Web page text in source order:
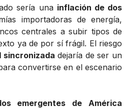
sería una inflación de dos
importadoras de energía,
centrales a subir tipos de
ya de por sí frágil. El riesgo
sincronizada dejaría de ser un
convertirse en el escenario
emergentes de América